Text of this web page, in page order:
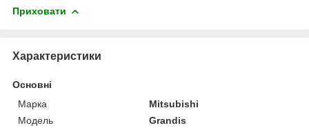
Приховати
Характеристики
Основні
Марка
Mitsubishi
Модель
Grandis